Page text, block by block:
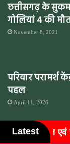
छत्तीसगढ़ के
गोलियां 4 की
November 8, 2021
परिवार परामर्श
पहल
April 11, 2026
Latest
शोकसभा में